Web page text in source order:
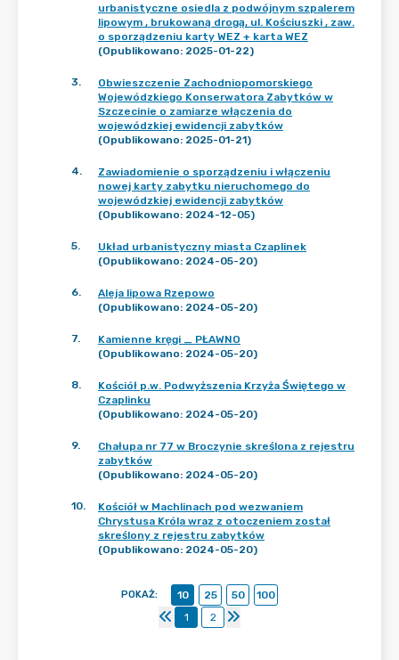
urbanistyczne osiedla z podwójnym szpalerem
lipowym , brukowaną drogą, ul. Kościuszki , zaw.
o sporządzeniu karty WEZ + karta WEZ
(Opublikowano: 2025-01-22)
3.
Obwieszczenie Zachodniopomorskiego
Wojewódzkiego Konserwatora Zabytków w
Szczecinie o zamiarze włączenia do
wojewódzkiej ewidencji zabytków
(Opublikowano: 2025-01-21)
4.
Zawiadomienie o sporządzeniu i włączeniu
nowej karty zabytku nieruchomego do
wojewódzkiej ewidencji zabytków
(Opublikowano: 2024-12-05)
5.
Układ urbanistyczny miasta Czaplinek
(Opublikowano: 2024-05-20)
6.
Aleja lipowa Rzepowo
(Opublikowano: 2024-05-20)
7.
Kamienne kręgi _ PŁAWNO
(Opublikowano: 2024-05-20)
8.
Kościół p.w. Podwyższenia Krzyża Świętego w
Czaplinku
(Opublikowano: 2024-05-20)
9.
Chałupa nr 77 w Broczynie skreślona z rejestru
zabytków
(Opublikowano: 2024-05-20)
10.
Kościół w Machlinach pod wezwaniem
Chrystusa Króla wraz z otoczeniem został
skreślony z rejestru zabytków
(Opublikowano: 2024-05-20)
POKAŻ: 10 25 50
100
1
2